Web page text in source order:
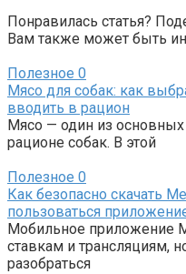
Понравилась статья?
Вам также может быть
Полезное 0
Мясо для собак: как
вводить в рацион
Мясо — один из
рационе собак. В этой
Полезное 0
Как безопасно скачать
пользоваться
Мобильное приложение
ставкам и трансляциям,
разобраться